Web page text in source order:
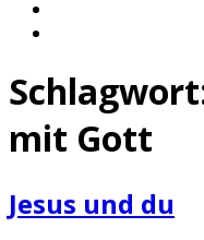
mit Gott
Jesus und du